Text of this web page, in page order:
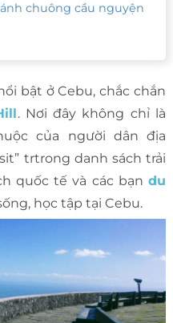
chuông cầu nguyện
bật ở Cebu, chắc chắn
. Nơi đây không chỉ là
của người dân địa
trtrong danh sách trải
quốc tế và các bạndu
học tập tại Cebu.